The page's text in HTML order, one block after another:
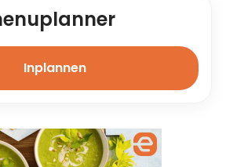
Inplannen